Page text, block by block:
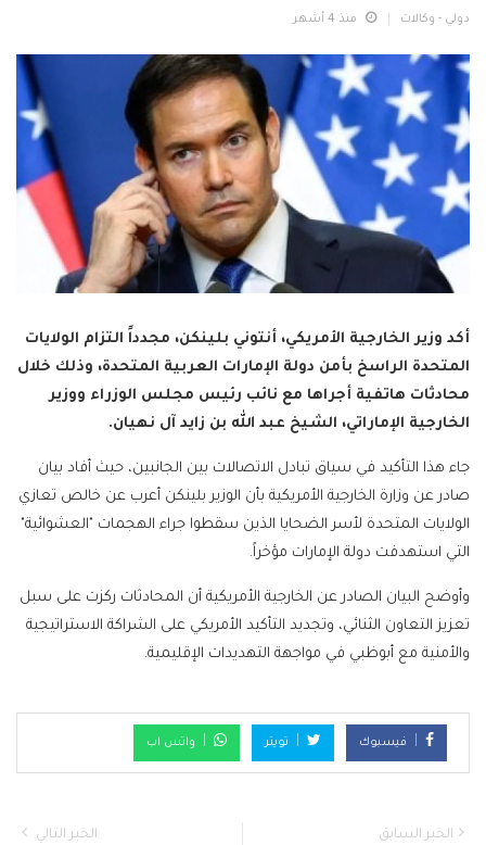
دولي - وكالات منذ 4 أشهر
أكد وزير الخارجية الأمريكي، أنتوني بلينكن، مجدداً التزام الولايات
المتحدة الراسخ بأمن دولة الإمارات العربية المتحدة، وذلك خلال
محادثات هاتفية أجراها مع نائب رئيس مجلس الوزراء ووزير
الخارجية الإماراتي، الشيخ عبد الله بن زايد آل نهيان.
جاء هذا التأكيد في سياق تبادل الاتصالات بين الجانبين، حيث أفاد بيان
صادر عن وزارة الخارجية الأمريكية بأن الوزير بلينكن أعرب عن خالص تعازي
الولايات المتحدة لأسر الضحايا الذين سقطوا جراء الهجمات "العشوائية"
التي استهدفت دولة الإمارات مؤخراً.
وأوضح البيان الصادر عن الخارجية الأمريكية أن المحادثات ركزت على سبل
تعزيز التعاون الثنائي، وتجديد التأكيد الأمريكي على الشراكة الاستراتيجية
والأمنية مع أبوظبي في مواجهة التهديدات الإقليمية.
فيسبوك تويتر واتس اب
الخبر السابق الخبر التالي